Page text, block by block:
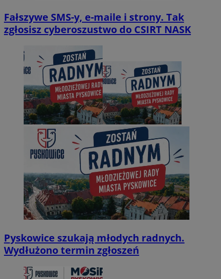
Fałszywe SMS-y, e-maile i strony. Tak
zgłosisz cyberoszustwo do CSIRT NASK
Pyskowice szukają młodych radnych.
Wydłużono termin zgłoszeń